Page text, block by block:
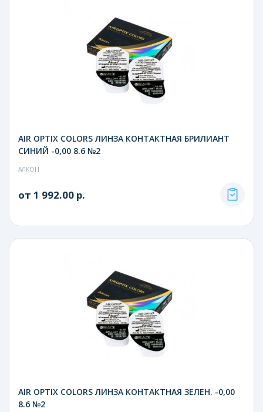
AIR OPTIX COLORS ЛИНЗА КОНТАКТНАЯ БРИЛИАНТ
СИНИЙ -0,00 8.6 №2
АЛКОН
от 1 992.00 р.
AIR OPTIX COLORS ЛИНЗА КОНТАКТНАЯ ЗЕЛЕН. -0,00
8.6 №2